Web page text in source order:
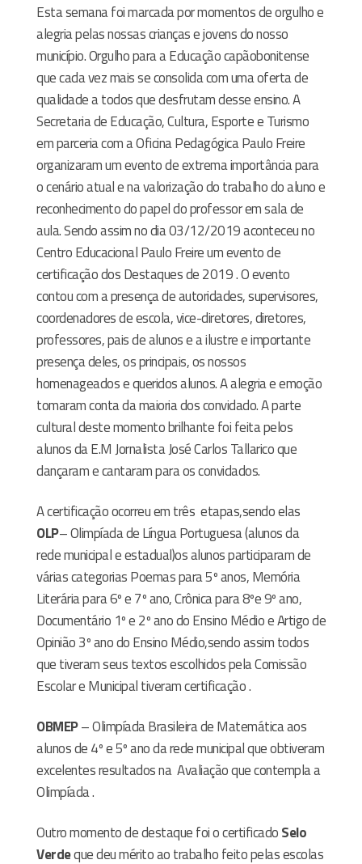
Esta semana foi marcada por momentos de orgulho e
alegria pelas nossas crianças e jovens do nosso
município. Orgulho para a Educação capãobonitense
que cada vez mais se consolida com uma oferta de
qualidade a todos que desfrutam desse ensino. A
Secretaria de Educação, Cultura, Esporte e Turismo
em parceria com a Oficina Pedagógica Paulo Freire
organizaram um evento de extrema importância para
o cenário atual e na valorização do trabalho do aluno e
reconhecimento do papel do professor em sala de
aula. Sendo assim no dia 03/12/2019 aconteceu no
Centro Educacional Paulo Freire um evento de
certificação dos Destaques de 2019 . O evento
contou com a presença de autoridades, supervisores,
coordenadores de escola, vice-diretores, diretores,
professores, pais de alunos e a ilustre e importante
presença deles, os principais, os nossos
homenageados e queridos alunos. A alegria e emoção
tomaram conta da maioria dos convidado. A parte
cultural deste momento brilhante foi feita pelos
alunos da E.M Jornalista José Carlos Tallarico que
dançaram e cantaram para os convidados.
A certificação ocorreu em três etapas,sendo elas
OLP– Olimpíada de Língua Portuguesa (alunos da
rede municipal e estadual)os alunos participaram de
várias categorias Poemas para 5º anos, Memória
Literária para 6º e 7º ano, Crônica para 8ºe 9º ano,
Documentário 1º e 2º ano do Ensino Médio e Artigo de
Opinião 3º ano do Ensino Médio,sendo assim todos
que tiveram seus textos escolhidos pela Comissão
Escolar e Municipal tiveram certificação .
OBMEP– Olimpíada Brasileira de Matemática aos
alunos de 4º e 5º ano da rede municipal que obtiveram
excelentes resultados na Avaliação que contempla a
Olimpíada .
Outro momento de destaque foi o certificadoSelo
Verdeque deu mérito ao trabalho feito pelas escolas